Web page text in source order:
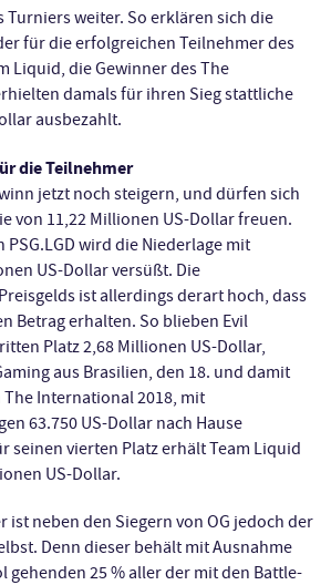
Turniers weiter. So erklären sich die
für die erfolgreichen Teilnehmer des
Liquid, die Gewinner des The
damals für ihren Sieg stattliche
ausbezahlt.
die Teilnehmer
jetzt noch steigern, und dürfen sich
von 11,22 Millionen US-Dollar freuen.
wird die Niederlage mit
US-Dollar versüßt. Die
ist allerdings derart hoch, dass
Betrag erhalten. So blieben Evil
Platz 2,68 Millionen US-Dollar,
aus Brasilien, den 18. und damit
International 2018, mit
63.750 US-Dollar nach Hause
seinen vierten Platz erhält Team Liquid
US-Dollar.
ist neben den Siegern von OG jedoch der
Denn dieser behält mit Ausnahme
gehenden 25 % aller der mit den Battle-